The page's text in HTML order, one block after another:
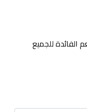
الفائدة للجميع